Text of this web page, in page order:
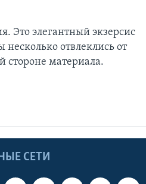
Это элегантный экзерсис
отвлеклись от
стороне материала.
СЕТИ